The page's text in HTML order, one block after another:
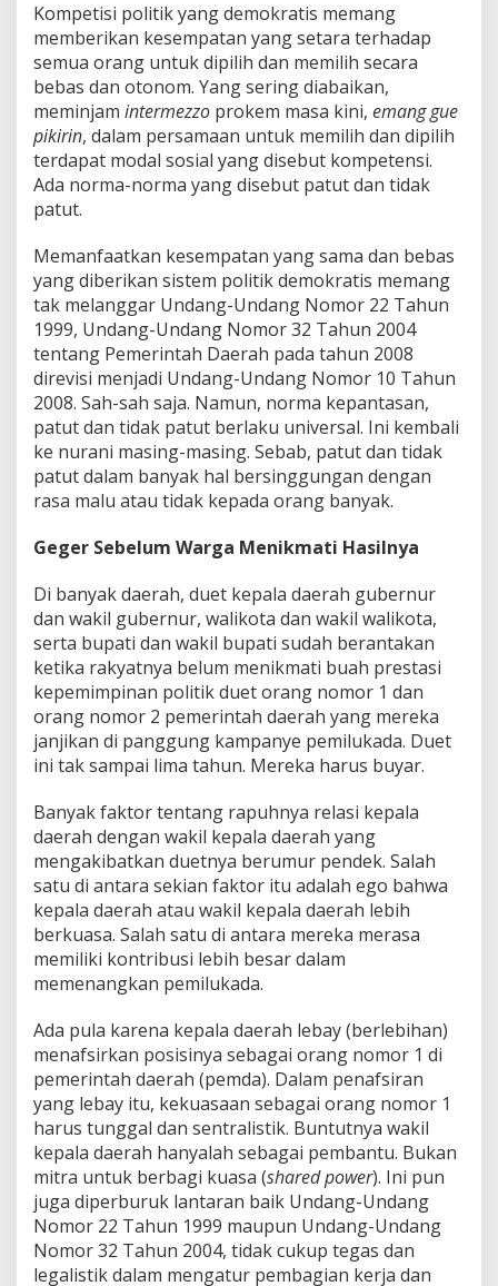
Kompetisi politik yang demokratis memang
memberikan kesempatan yang setara terhadap
semua orang untuk dipilih dan memilih secara
bebas dan otonom. Yang sering diabaikan,
meminjam intermezzo prokem masa kini, emang gue
pikirin, dalam persamaan untuk memilih dan dipilih
terdapat modal sosial yang disebut kompetensi.
Ada norma-norma yang disebut patut dan tidak
patut.
Memanfaatkan kesempatan yang sama dan bebas
yang diberikan sistem politik demokratis memang
tak melanggar Undang-Undang Nomor 22 Tahun
1999, Undang-Undang Nomor 32 Tahun 2004
tentang Pemerintah Daerah pada tahun 2008
direvisi menjadi Undang-Undang Nomor 10 Tahun
2008. Sah-sah saja. Namun, norma kepantasan,
patut dan tidak patut berlaku universal. Ini kembali
ke nurani masing-masing. Sebab, patut dan tidak
patut dalam banyak hal bersinggungan dengan
rasa malu atau tidak kepada orang banyak.
Geger Sebelum Warga Menikmati Hasilnya
Di banyak daerah, duet kepala daerah gubernur
dan wakil gubernur, walikota dan wakil walikota,
serta bupati dan wakil bupati sudah berantakan
ketika rakyatnya belum menikmati buah prestasi
kepemimpinan politik duet orang nomor 1 dan
orang nomor 2 pemerintah daerah yang mereka
janjikan di panggung kampanye pemilukada. Duet
ini tak sampai lima tahun. Mereka harus buyar.
Banyak faktor tentang rapuhnya relasi kepala
daerah dengan wakil kepala daerah yang
mengakibatkan duetnya berumur pendek. Salah
satu di antara sekian faktor itu adalah ego bahwa
kepala daerah atau wakil kepala daerah lebih
berkuasa. Salah satu di antara mereka merasa
memiliki kontribusi lebih besar dalam
memenangkan pemilukada.
Ada pula karena kepala daerah lebay (berlebihan)
menafsirkan posisinya sebagai orang nomor 1 di
pemerintah daerah (pemda). Dalam penafsiran
yang lebay itu, kekuasaan sebagai orang nomor 1
harus tunggal dan sentralistik. Buntutnya wakil
kepala daerah hanyalah sebagai pembantu. Bukan
mitra untuk berbagi kuasa (shared power). Ini pun
juga diperburuk lantaran baik Undang-Undang
Nomor 22 Tahun 1999 maupun Undang-Undang
Nomor 32 Tahun 2004, tidak cukup tegas dan
legalistik dalam mengatur pembagian kerja dan